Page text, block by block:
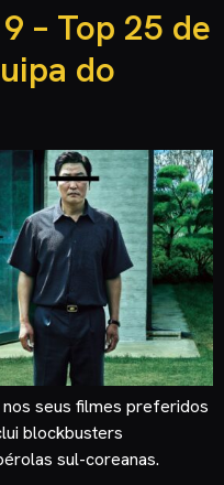
– Top 25 de
do
nos seus filmes preferidos
blockbusters
sul-coreanas.